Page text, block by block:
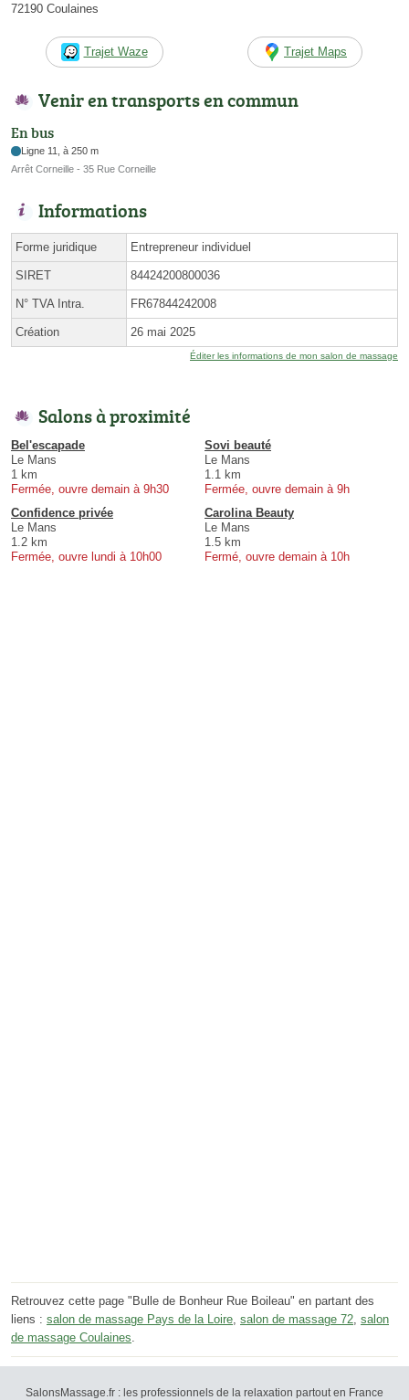
72190 Coulaines
Trajet Waze Trajet Maps
Venir en transports en commun
En bus
Ligne 11, à 250 m
Arrêt Corneille - 35 Rue Corneille
Informations
Forme juridique Entrepreneur individuel
SIRET 84424200800036
N° TVA Intra. FR67844242008
Création 26 mai 2025
Éditer les informations de mon salon de massage
Salons à proximité
Bel'escapade
Le Mans
1 km
Fermée, ouvre demain à 9h30
Sovi beauté
Le Mans
1.1 km
Fermée, ouvre demain à 9h
Confidence privée
Le Mans
1.2 km
Fermée, ouvre lundi à 10h00
Carolina Beauty
Le Mans
1.5 km
Fermé, ouvre demain à 10h
Retrouvez cette page "Bulle de Bonheur Rue Boileau" en partant des
liens : salon de massage Pays de la Loire, salon de massage 72, salon
de massage Coulaines.
SalonsMassage.fr : les professionnels de la relaxation partout en France